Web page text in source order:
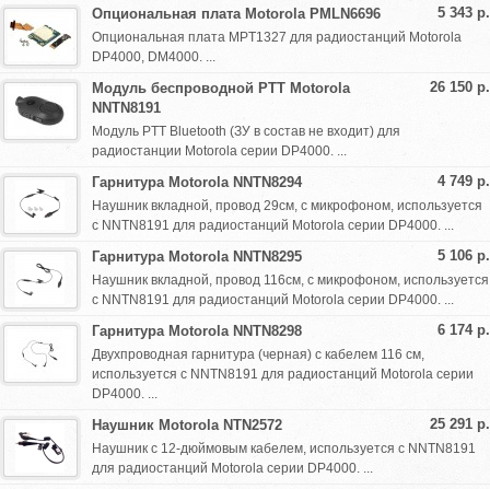
5 343 р.
Опциональная плата Motorola PMLN6696
Опциональная плата MPT1327 для радиостанций Motorola
DP4000, DM4000. ...
26 150 р.
Модуль беспроводной PTT Motorola
NNTN8191
Модуль PTT Bluetooth (ЗУ в состав не входит) для
радиостанции Motorola серии DP4000. ...
4 749 р.
Гарнитура Motorola NNTN8294
Наушник вкладной, провод 29см, с микрофоном, используется
с NNTN8191 для радиостанций Motorola серии DP4000. ...
5 106 р.
Гарнитура Motorola NNTN8295
Наушник вкладной, провод 116см, с микрофоном, используется
с NNTN8191 для радиостанций Motorola серии DP4000. ...
6 174 р.
Гарнитура Motorola NNTN8298
Двухпроводная гарнитура (черная) с кабелем 116 см,
используется с NNTN8191 для радиостанций Motorola серии
DP4000. ...
25 291 р.
Наушник Motorola NTN2572
Наушник с 12-дюймовым кабелем, используется с NNTN8191
для радиостанций Motorola серии DP4000. ...